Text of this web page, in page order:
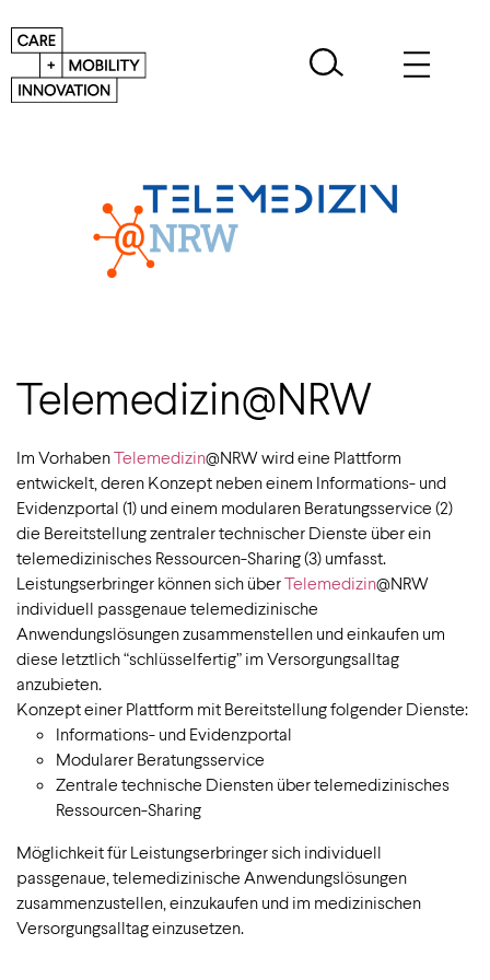
Telemedizin@NRW
Im VorhabenTelemedizin@NRW wird eine Plattform
entwickelt, deren Konzept neben einem Informations- und
Evidenzportal (1) und einem modularen Beratungsservice (2)
die Bereitstellung zentraler technischer Dienste über ein
telemedizinisches Ressourcen-Sharing (3) umfasst.
Leistungserbringer können sich überTelemedizin@NRW
individuell passgenaue telemedizinische
Anwendungslösungen zusammenstellen und einkaufen um
diese letztlich “schlüsselfertig” im Versorgungsalltag
anzubieten.
Konzept einer Plattform mit Bereitstellung folgender Dienste:
Informations- und Evidenzportal
Modularer Beratungsservice
Zentrale technische Diensten über telemedizinisches
Ressourcen-Sharing
Möglichkeit für Leistungserbringer sich individuell
passgenaue, telemedizinische Anwendungslösungen
zusammenzustellen, einzukaufen und im medizinischen
Versorgungsalltag einzusetzen.